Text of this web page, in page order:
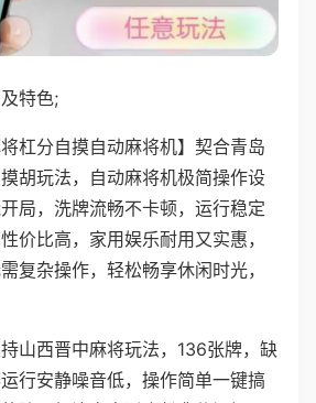
特色;
将杠分自摸自动麻将机】契合青岛
胡玩法，自动麻将机极简操作设
局，洗牌流畅不卡顿，运行稳定
价比高，家用娱乐耐用又实惠，
复杂操作，轻松畅享休闲时光，
山西晋中麻将玩法，136张牌，缺
行安静噪音低，操作简单一键搞